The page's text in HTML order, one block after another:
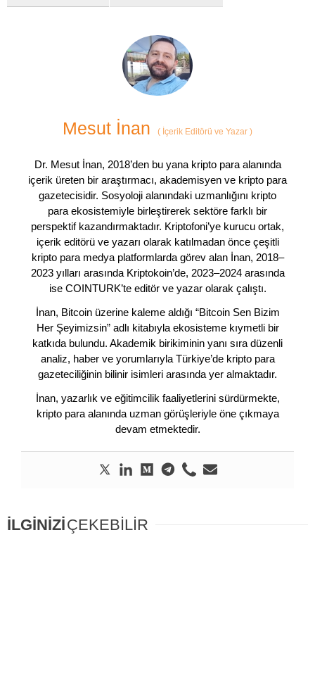
Mesut İnan ( İçerik Editörü ve Yazar )
Dr. Mesut İnan, 2018’den bu yana kripto para alanında
içerik üreten bir araştırmacı, akademisyen ve kripto para
gazetecisidir. Sosyoloji alanındaki uzmanlığını kripto
para ekosistemiyle birleştirerek sektöre farklı bir
perspektif kazandırmaktadır. Kriptofoni’ye kurucu ortak,
içerik editörü ve yazarı olarak katılmadan önce çeşitli
kripto para medya platformlarda görev alan İnan, 2018–
2023 yılları arasında Kriptokoin’de, 2023–2024 arasında
ise COINTURK’te editör ve yazar olarak çalıştı.
İnan, Bitcoin üzerine kaleme aldığı “Bitcoin Sen Bizim
Her Şeyimizsin” adlı kitabıyla ekosisteme kıymetli bir
katkıda bulundu. Akademik birikiminin yanı sıra düzenli
analiz, haber ve yorumlarıyla Türkiye’de kripto para
gazeteciliğinin bilinir isimleri arasında yer almaktadır.
İnan, yazarlık ve eğitimcilik faaliyetlerini sürdürmekte,
kripto para alanında uzman görüşleriyle öne çıkmaya
devam etmektedir.
İLGİNİZİÇEKEBİLİR